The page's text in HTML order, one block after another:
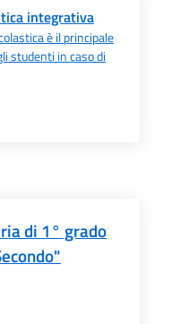
integrativa
è il principale
studenti in caso di
di 1° grado